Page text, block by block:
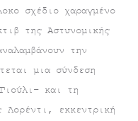
σχέδιο χαραγμένο
της Αστυνομικής
την
μια σύνδεση
και τη
Λορέντι, εκκεντρική